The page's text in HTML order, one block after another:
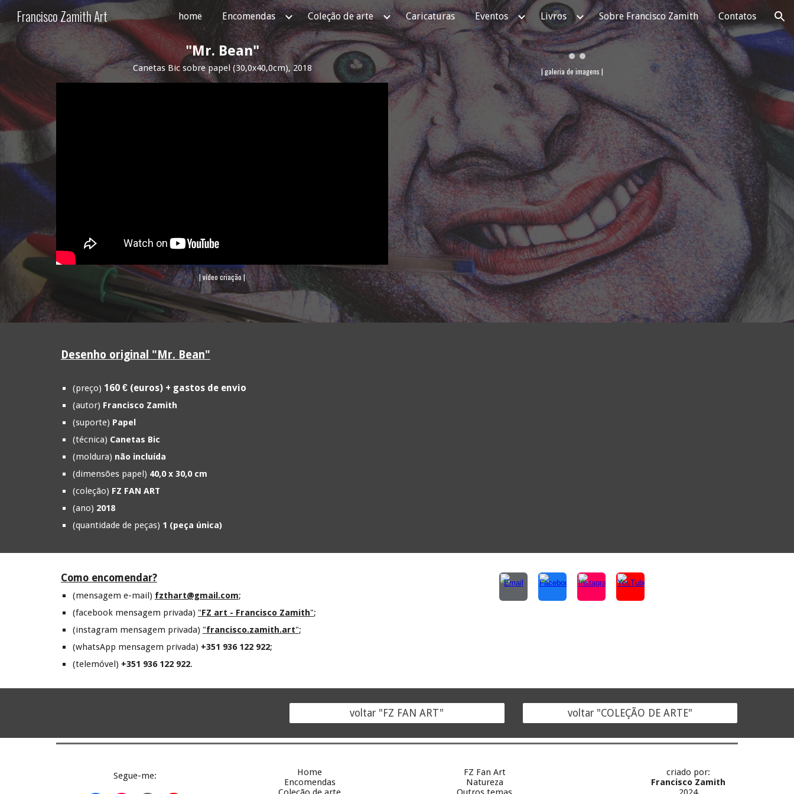
Skip to main content Skip to navigation
Francisco Zamith Art home Encomendas Coleção de arte Caricaturas Eventos Livros Sobre Francisco Zamith Contatos
"Mr. Bean"
Canetas Bic sobre papel(30,0x40,0cm), 2018
| vídeo criação |
| galeria de imagens |
Desenho original " Mr. Bean"
(preço) 160 € (euros) + gastos de envio
(autor) Francisco Zamith
(suporte) Papel
(técnica) Canetas Bic
(moldura) não incluída
(dimensões papel) 40,0 x 30,0 cm
(coleção) FZ FAN ART
(ano) 2018
(quantidade de peças) 1 (peça única)
Como encomendar?
(mensagem e-mail) fzthart@gmail.com;
(facebook mensagem privada) "FZ art - Francisco Zamith";
(instagram mensagem privada) "francisco.zamith.art";
(whatsApp mensagem privada) +351 936 122 922;
(telemóvel) +351 936 122 922.
voltar "FZ FAN ART" voltar "COLEÇÃO DE ARTE"
Segue-me:
Home
Encomendas
FZ Fan Art
Natureza
criado por:
Francisco Zamith